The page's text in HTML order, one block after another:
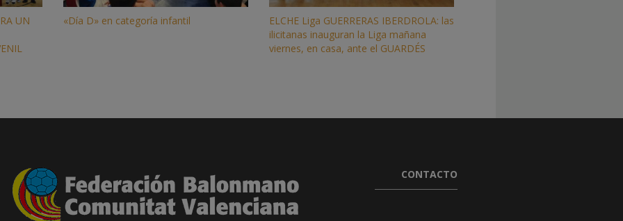
UN
«Día D» en categoría infantil
ELCHE Liga GUERRERAS IBERDROLA: las
ilicitanas inauguran la Liga mañana
viernes, en casa, ante el GUARDÉS
CONTACTO